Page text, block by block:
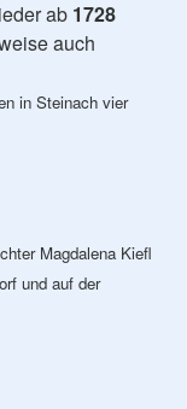
ab 1728
auch
in Steinach vier
Magdalena Kiefl
und auf der